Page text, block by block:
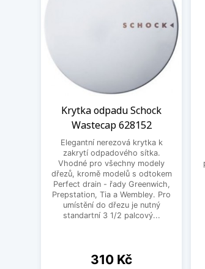
Krytka odpadu Schock
Wastecap 628152
Elegantní nerezová krytka k
zakrytí odpadového sítka.
Vhodné pro všechny modely
dřezů, kromě modelů s odtokem
Perfect drain - řady Greenwich,
Prepstation, Tia a Wembley. Pro
umístění do dřezu je nutný
standartní 3 1/2 palcový...
Cena
310 Kč